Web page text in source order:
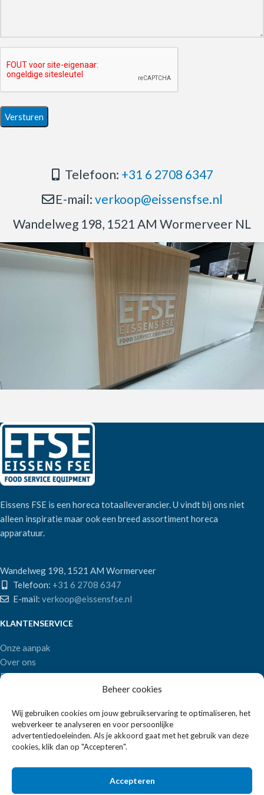
Beheer cookies
Wij gebruiken cookies om jouw gebruikservaring te optimaliseren, het
webverkeer te analyseren en voor persoonlijke
advertentiedoeleinden. Als je akkoord gaat met het gebruik van deze
cookies, klik dan op "Accepteren".
Accepteren
Telefoon: +31 6 2708 6347
E-mail: verkoop@eissensfse.nl
Wandelweg 198, 1521 AM Wormerveer NL
Eissens FSE is een horeca totaalleverancier. U vindt bij ons niet
alleen inspiratie maar ook een breed assortiment horeca
apparatuur.
Wandelweg 198, 1521 AM Wormerveer
Telefoon: +31 6 2708 6347
E-mail: verkoop@eissensfse.nl
KLANTENSERVICE
Onze aanpak
Over ons
Betaalmethoden
POPULAIRE MERKEN
APS Germany
Bartscher